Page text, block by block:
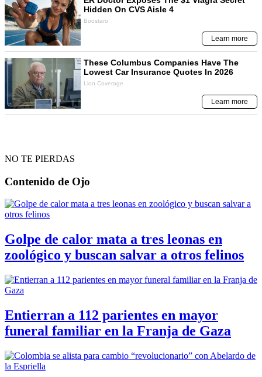
NO TE PIERDAS
Contenido de Ojo
Golpe de calor mata a tres leonas en
zoológico y buscan salvar a otros felinos
Entierran a 112 parientes en mayor
funeral familiar en la Franja de Gaza